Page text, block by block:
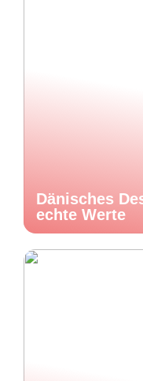
Dänisches
echte Werte